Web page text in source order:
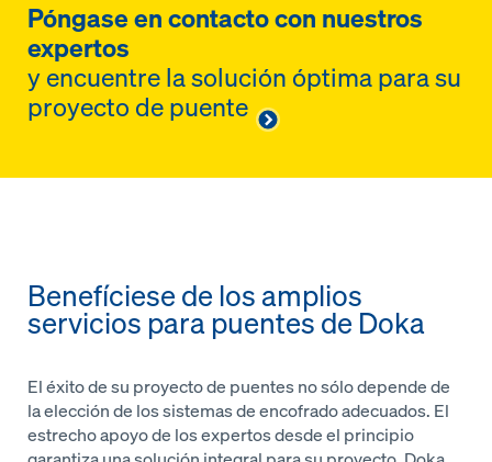
Póngase en contacto con nuestros
expertos
y encuentre la solución óptima para su
proyecto de puente
Benefíciese de los amplios
servicios para puentes de Doka
El éxito de su proyecto de puentes no sólo depende de
la elección de los sistemas de encofrado adecuados. El
estrecho apoyo de los expertos desde el principio